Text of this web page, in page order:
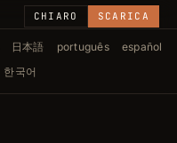
CHIARO SCARICA
日本語 português
español
한국어